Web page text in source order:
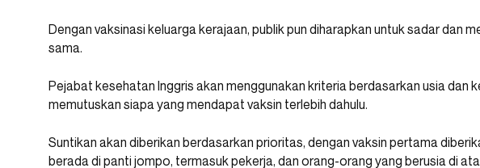
Dengan vaksinasi keluarga kerajaan, publik pun diharapkan untuk sadar dan
sama.
Pejabat kesehatan Inggris akan menggunakan kriteria berdasarkan usia dan
memutuskan siapa yang mendapat vaksin terlebih dahulu.
Suntikan akan diberikan berdasarkan prioritas, dengan vaksin pertama
berada di panti jompo, termasuk pekerja, dan orang-orang yang berusia di